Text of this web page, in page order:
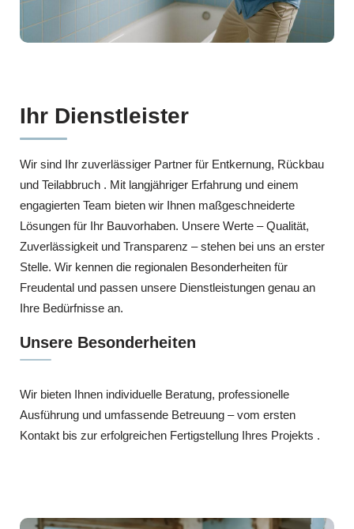
Ihr Dienstleister
Wir sind Ihr zuverlässiger Partner für Entkernung, Rückbau
und Teilabbruch . Mit langjähriger Erfahrung und einem
engagierten Team bieten wir Ihnen maßgeschneiderte
Lösungen für Ihr Bauvorhaben. Unsere Werte – Qualität,
Zuverlässigkeit und Transparenz – stehen bei uns an erster
Stelle. Wir kennen die regionalen Besonderheiten für
Freudental und passen unsere Dienstleistungen genau an
Ihre Bedürfnisse an.
Unsere Besonderheiten
Wir bieten Ihnen individuelle Beratung, professionelle
Ausführung und umfassende Betreuung – vom ersten
Kontakt bis zur erfolgreichen Fertigstellung Ihres Projekts .